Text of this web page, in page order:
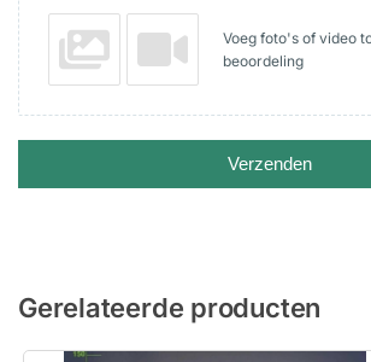
Voeg foto's of video
beoordeling
Verzenden
Gerelateerde producten